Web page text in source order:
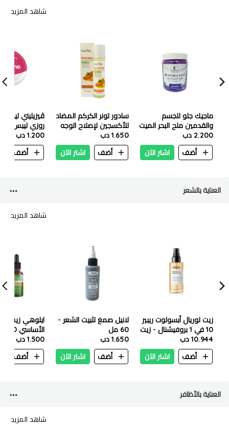
شاهد المزيد
ماجيك جلو للجسم
والقدمين ملح البحر الميت
باللافندر 1.2 كجم
2.200 دب
أضف
اشتر الآن
سادور تونر الكركم المضاد
للأكسجين لإصلاح الوجه
150 مل
1.650 دب
أضف
اشتر الآن
ڤيزيليني ليب
روزي ليبس ٢٠ ج
1.200 دب
أضف
العناية بالشعر
شاهد المزيد
زيت لوريال أبسولوت ريبير
10 في 1 بروفيشنال - زيت
جنين القمح - 90 مل
10.944 دب
أضف
اشتر الآن
لانيل صمغ تثبيت الشعر -
60 مل
1.650 دب
أضف
اشتر الآن
ايلوهي زيت
الأساسي 30 مل
1.500 دب
أضف
العناية بالأظافر
شاهد المزيد